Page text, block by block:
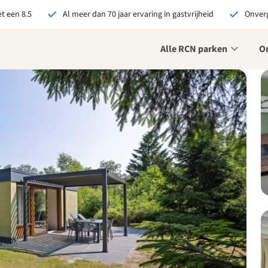
een 8.5 Al meer dan 70 jaar ervaring in gastvrijheid
Alle RCN parken
je bij RCN boekt, krijg je:
Persoonlijk contact
alle voordelen